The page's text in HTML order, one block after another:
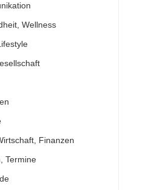
Wellness
Finanzen
Termine